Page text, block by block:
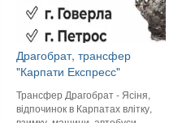
Драгобрат, трансфер
"Карпати Експресс"
Трансфер Драгобрат - Ясіня,
відпочинок в Карпатах влітку,